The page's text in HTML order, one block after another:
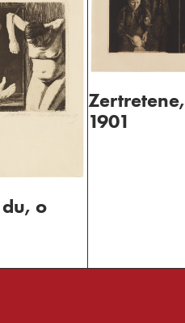
o
Zertretene,
1901